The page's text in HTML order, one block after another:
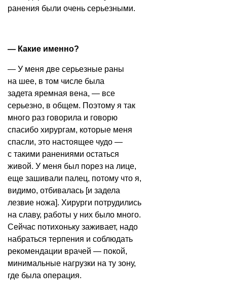
ранения были очень серьезными.
— Какие именно?
— У меня две серьезные раны
на шее, в том числе была
задета яремная вена, — все
серьезно, в общем. Поэтому я так
много раз говорила и говорю
спасибо хирургам, которые меня
спасли, это настоящее чудо —
с такими ранениями остаться
живой. У меня был порез на лице,
еще зашивали палец, потому что я,
видимо, отбивалась [и задела
лезвие ножа]. Хирурги потрудились
на славу, работы у них было много.
Сейчас потихоньку заживает, надо
набраться терпения и соблюдать
рекомендации врачей — покой,
минимальные нагрузки на ту зону,
где была операция.